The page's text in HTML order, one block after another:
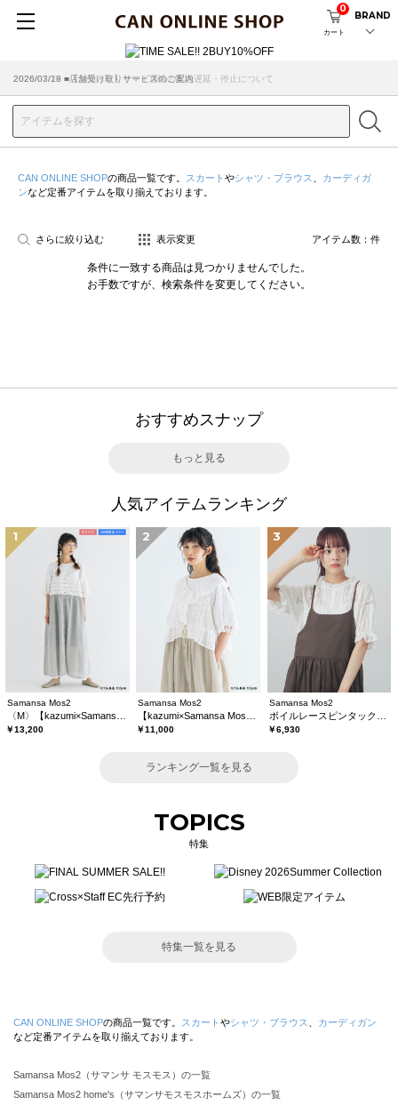
カート
0
BRAND
2026/07/29 ■【お知らせ】ヤマト運輸の配送遅延・停止について
2026/03/18 ■店舗受け取りサービスのご案内
CAN ONLINE SHOPの商品一覧です。 スカート やシャツ・ブラウス
カーディガ
ンなど定番アイテムを取り揃えております。
さらに絞り込む 表示変更 アイテム数： 件
条件に一致する商品は見つかりませんでした。
お手数ですが、検索条件を変更してください。
おすすめスナップ
もっと見る
人気アイテムランキング
1
Samansa Mos2
￥13,200
2
Samansa Mos2
￥11,000
3
Samansa Mos2
￥6,930
ランキング一覧を見る
TOPICS
特集
特集一覧を見る
CAN ONLINE SHOPの商品一覧です。 スカート やシャツ・ブラウス
カーディガン
など定番アイテムを取り揃えております。
Samansa Mos2（サマンサ モスモス）の一覧
Samansa Mos2 home's（サマンサモスモスホームズ）の一覧